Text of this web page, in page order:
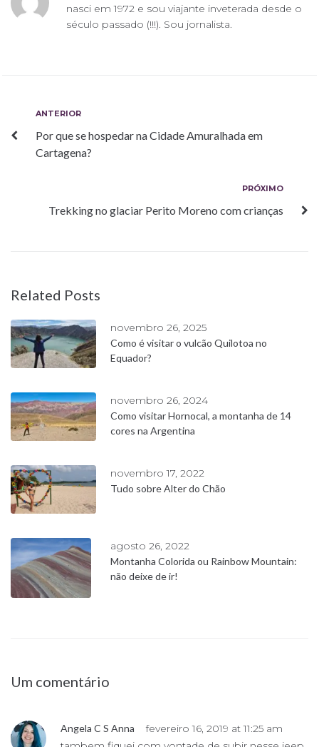
nasci em 1972 e sou viajante inveterada desde o
século passado (!!!). Sou jornalista.
Navegação
de
Anterior
ANTERIOR
Por que se hospedar na Cidade Amuralhada em
Cartagena?
PRÓXIMO
Trekking no glaciar Perito Moreno com crianças
Related Posts
novembro 26, 2025
Como é visitar o vulcão Quilotoa no
Equador?
novembro 26, 2024
Como visitar Hornocal, a montanha de 14
cores na Argentina
novembro 17, 2022
Tudo sobre Alter do Chão
agosto 26, 2022
Montanha Colorida ou Rainbow Mountain:
não deixe de ir!
Um comentário
Angela C S Anna
fevereiro 16, 2019 at 11:25 am